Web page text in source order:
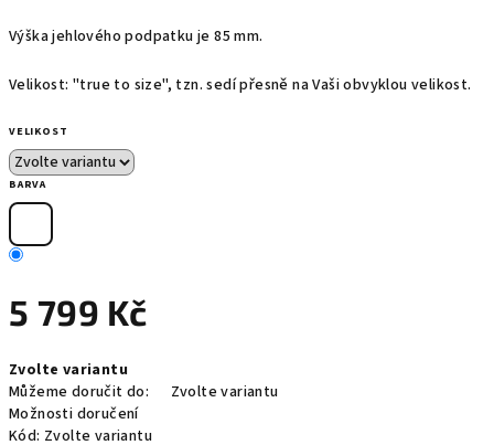
Výška jehlového podpatku je 85 mm.
Velikost: "true to size", tzn. sedí přesně na Vaši obvyklou velikost.
VELIKOST
BARVA
5 799 Kč
cena:
Zvolte variantu
Můžeme doručit do:
Zvolte variantu
Možnosti doručení
Kód: Zvolte variantu